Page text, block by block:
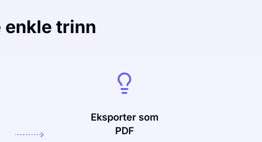
enkle trinn
Eksporter som
PDF